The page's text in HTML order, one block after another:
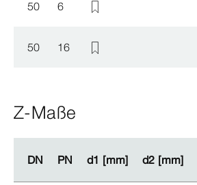
50 6
50 16
Z-Maße
DN PN d1 [mm] d2 [mm]
DN PN d1 [mm] d2 [mm]